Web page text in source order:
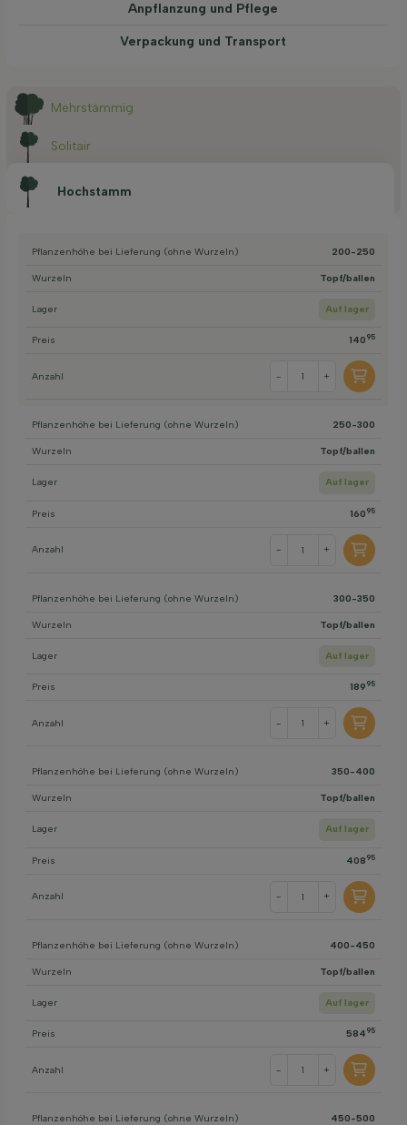
Anpflanzung und Pflege
Verpackung und Transport
Hochstamm
Mehrstämmig
Solitair
Pflanzenhöhe bei Lieferung (ohne Wurzeln) 200-250
Wurzeln Topf/ballen
Lager Auf lager
Preis 140 95
Anzahl - +
Pflanzenhöhe bei Lieferung (ohne Wurzeln) 250-300
Wurzeln Topf/ballen
Lager Auf lager
Preis 160 95
Anzahl - +
Pflanzenhöhe bei Lieferung (ohne Wurzeln) 300-350
Wurzeln Topf/ballen
Lager Auf lager
Preis 189 95
Anzahl - +
Pflanzenhöhe bei Lieferung (ohne Wurzeln) 350-400
Wurzeln Topf/ballen
Lager Auf lager
Preis 408 95
Anzahl - +
Pflanzenhöhe bei Lieferung (ohne Wurzeln) 400-450
Wurzeln Topf/ballen
Lager Auf lager
Preis 584 95
Anzahl - +
Pflanzenhöhe bei Lieferung (ohne Wurzeln) 450-500